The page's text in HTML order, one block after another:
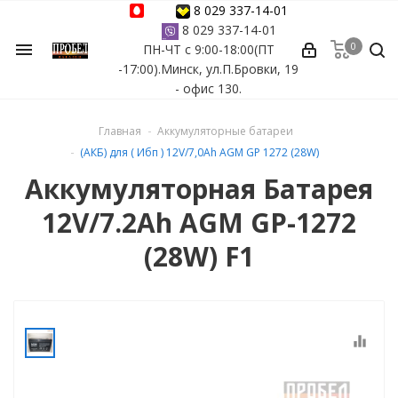
menu
8 029 337-14-01
8 029 337-14-01
ПН-ЧТ с 9:00-18:00(ПТ
-17:00).Минск, ул.П.Бровки, 19
- офис 130.
бассейнов
0
Главная
Аккумуляторные батареи
(АКБ) для ( Ибп ) 12V/7,0Ah AGM GP 1272 (28W)
Аккумуляторная Батарея
12V/7.2Ah AGM GP-1272
(28W) F1
equalizer